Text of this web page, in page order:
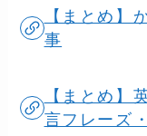
【まとめ】
事
【まとめ】
言フレーズ